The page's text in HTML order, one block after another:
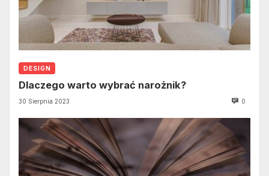
DESIGN
Dlaczego warto wybrać narożnik?
30 Sierpnia 2023 0